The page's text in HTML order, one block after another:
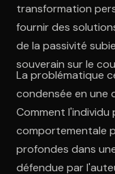
transformation
fournir des
de la passivité
souverain sur le
La problématique
condensée en une
Comment
comportementale
profondes dans
défendue par